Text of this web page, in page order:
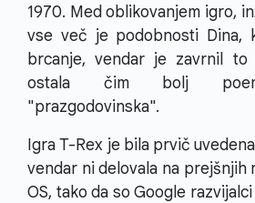
1970. Med oblikovanjem igro,
vse več je podobnosti Dina,
brcanje, vendar je zavrnil
ostala čim bolj
"prazgodovinska".
Igra T-Rex je bila prvič
vendar ni delovala na prejšnjih
OS, tako da so Google